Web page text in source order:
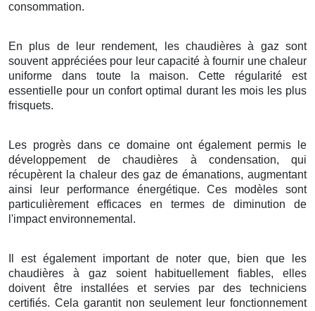
consommation.
En plus de leur rendement, les chaudières à gaz sont
souvent appréciées pour leur capacité à fournir une chaleur
uniforme dans toute la maison. Cette régularité est
essentielle pour un confort optimal durant les mois les plus
frisquets.
Les progrès dans ce domaine ont également permis le
développement de chaudières à condensation, qui
récupèrent la chaleur des gaz de émanations, augmentant
ainsi leur performance énergétique. Ces modèles sont
particulièrement efficaces en termes de diminution de
l'impact environnemental.
Il est également important de noter que, bien que les
chaudières à gaz soient habituellement fiables, elles
doivent être installées et servies par des techniciens
certifiés. Cela garantit non seulement leur fonctionnement